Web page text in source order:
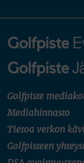
Golfpiste
Mediahinnasto
Tietoa verkon
Golfpisteen